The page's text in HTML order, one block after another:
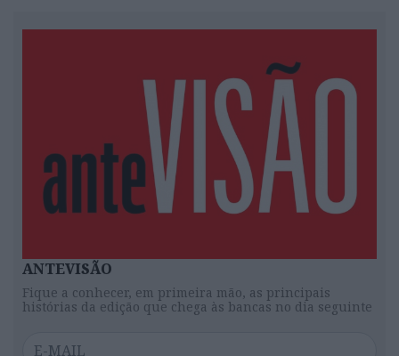
ANTEVISÃO
Fique a conhecer, em primeira mão, as principais
histórias da edição que chega às bancas no dia seguinte